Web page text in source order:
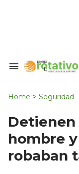
Search
Navigation
Home > Seguridad
Detienen
hombre
robaban